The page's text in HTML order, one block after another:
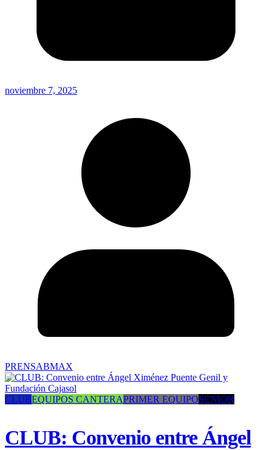
noviembre 7, 2025
PRENSABMAX
CLUBEQUIPOS CANTERAPRIMER EQUIPOSENIOR
CLUB: Convenio entre Ángel